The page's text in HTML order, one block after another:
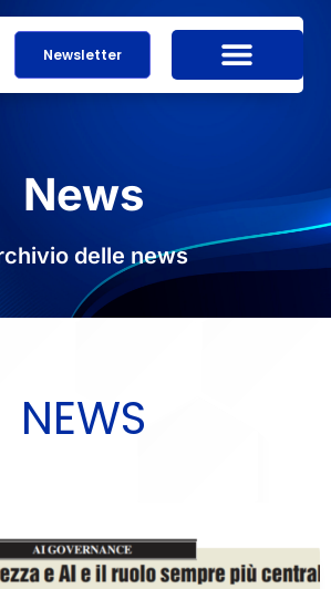
Newsletter
News
delle news
NEWS